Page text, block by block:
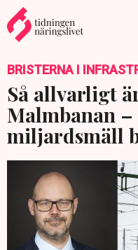
BRISTERNA I
Så allvarligt
Malmbanan –
miljardsmäll